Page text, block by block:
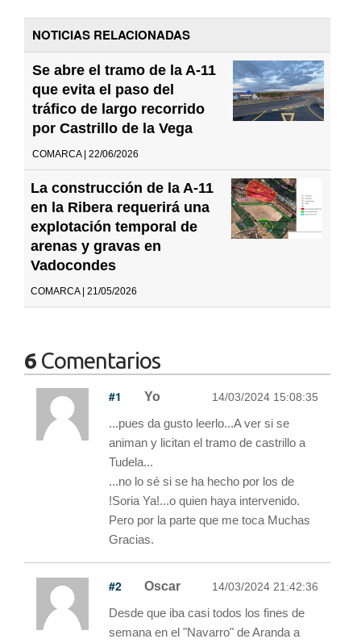
NOTICIAS RELACIONADAS
Se abre el tramo de la A-11
que evita el paso del
tráfico de largo recorrido
por Castrillo de la Vega
COMARCA | 22/06/2026
La construcción de la A-11
en la Ribera requerirá una
explotación temporal de
arenas y gravas en
Vadocondes
COMARCA | 21/05/2026
6 Comentarios
#1 Yo 14/03/2024 15:08:35
...pues da gusto leerlo...A ver si se
animan y licitan el tramo de castrillo a
Tudela...
...no lo sé si se ha hecho por los de
!Soria Ya!...o quien haya intervenido.
Pero por la parte que me toca Muchas
Gracias.
#2 Oscar 14/03/2024 21:42:36
Desde que iba casi todos los fines de
semana en el "Navarro" de Aranda a